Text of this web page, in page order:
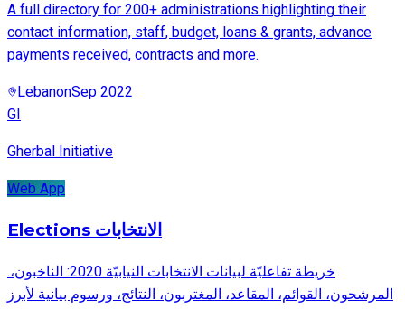
A full directory for 200+ administrations highlighting their
contact information, staff, budget, loans & grants, advance
payments received, contracts and more.
LebanonSep 2022
GI
Gherbal Initiative
Web App
Elections الانتخابات
.خريطة تفاعليّة لبيانات الانتخابات النيابيّة 2020: الناخبون،
المرشحون، القوائم، المقاعد، المغتربون، النتائج، ورسوم بيانية لأبرز